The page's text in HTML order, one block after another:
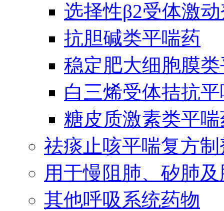
选择性β2受体激
抗胆碱类平喘药
稳定肥大细胞膜
白三烯受体拮抗
糖皮质激素类平
祛痰止咳平喘复方制
用于慢阻肺、矽肺
其他呼吸系统药物